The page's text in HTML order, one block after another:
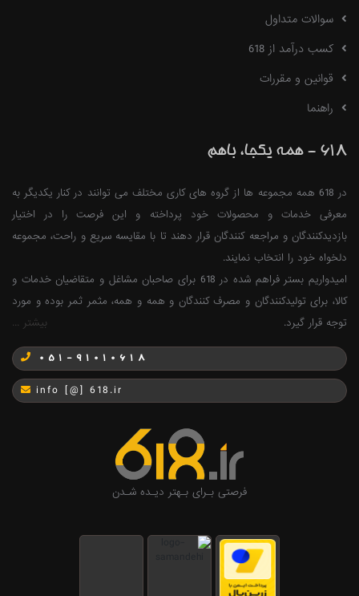
سوالات متداول
کسب درآمد از 618
قوانین و مقررات
راهنما
618 - همه یکجا، باهم
در 618 همه مجموعه ها از گروه های کاری مختلف می توانند در کنار یکدیگر به
معرفی خدمات و محصولات خود پرداخته و این فرصت را در اختیار
بازدیدکنندگان و مراجعه کنندگان قرار دهند تا با مقایسه سریع و راحت، مجموعه
دلخواه خود را انتخاب نمایند.
امیدواریم بستر فراهم شده در 618 برای صاحبان مشاغل و متقاضیان خدمات و
کالا، برای تولیدکنندگان و مصرف کنندگان و همه و همه، مثمر ثمر بوده و مورد
توجه قرار گیرد.
بیشتر ...
051-91010618
info [@] 618.ir
فرصتی بـرای بـهتر دیـده شـدن